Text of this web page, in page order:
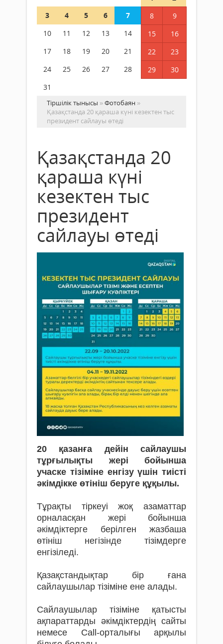
3
4 5 6 7 8
9
10
11 12 13 14 15
16
17
18 19 20 21 22
23
24
25 26 27 28 29
30
31
Тіршілік тынысы »Фотобаян »
Қазақстанда 20 қараша күні кезектен тыс
президент сайлауы өтеді
Қазақстанда 20
қараша күні
кезектен тыс
президент
сайлауы өтеді
20 қазанға дейін сайлаушы
тұрғылықты жері бойынша
учаске тізіміне енгізу үшін тиісті
әкімдікке өтініш беруге құқылы.
Тұрақты тіркеуі жоқ азаматтар
орналасқан жері бойынша
әкімдіктерге берілген жазбаша
өтініш негізінде тізімдерге
енгізіледі.
Қазақстандықтар бір ғана
сайлаушылар тізіміне ене алады.
Сайлаушылар тізіміне қатысты
ақпараттарды әкімдіктердің сайты
немесе Call-орталығы арқылы